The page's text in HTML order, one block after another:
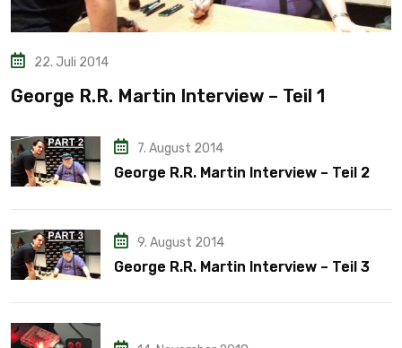
22. Juli 2014
George R.R. Martin Interview – Teil 1
7. August 2014
George R.R. Martin Interview – Teil 2
9. August 2014
George R.R. Martin Interview – Teil 3